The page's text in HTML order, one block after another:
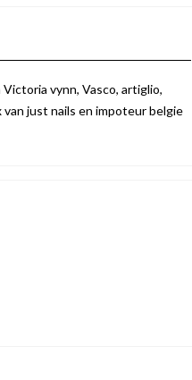
vynn, Vasco, artiglio,
just nails en impoteur belgie